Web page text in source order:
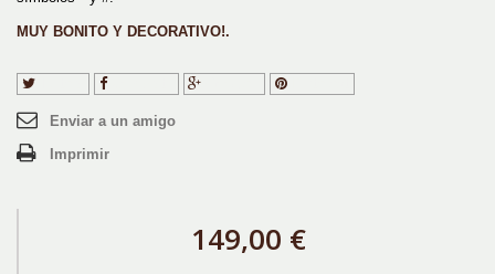
MUY BONITO Y DECORATIVO!.
Tuitear Compartir
Enviar a un amigo
Imprimir
149,00 €